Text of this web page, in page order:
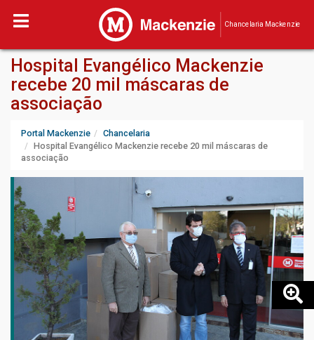
Chancelaria Mackenzie
Hospital Evangélico Mackenzie
recebe 20 mil máscaras de
associação
Portal Mackenzie
Chancelaria
Hospital Evangélico Mackenzie recebe 20 mil máscaras de
associação